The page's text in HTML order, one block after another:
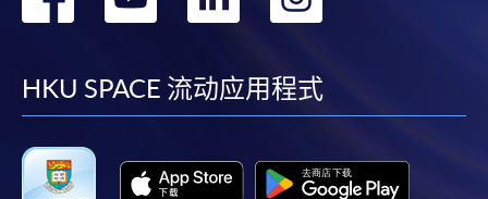
facebook
youtube
linkedin
HKU SPACE 流动应用程式